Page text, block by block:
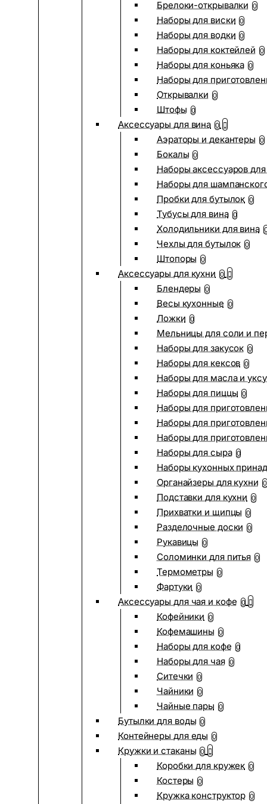
Брелоки-открывалки 0
Наборы для виски 0
Наборы для водки 0
Наборы для коктейлей 0
Наборы для коньяка 0
Наборы для
Открывалки 0
Штофы 0
Аксессуары для вина 0
Аэраторы и декантеры 0
Бокалы 0
Наборы аксессуаров
Наборы для
Пробки для бутылок 0
Тубусы для вина 0
Холодильники для вина
Чехлы для бутылок 0
Штопоры 0
Аксессуары для кухни 0
Блендеры 0
Весы кухонные 0
Ложки 0
Мельницы для соли и
Наборы для закусок 0
Наборы для кексов 0
Наборы для масла и
Наборы для пиццы 0
Наборы для
Наборы для
Наборы для
Наборы для сыра 0
Наборы кухонных
Органайзеры для кухни 0
Подставки для кухни 0
Прихватки и щипцы 0
Разделочные доски 0
Рукавицы 0
Соломинки для питья 0
Термометры 0
Фартуки 0
Аксессуары для чая и кофе 0
Кофейники 0
Кофемашины 0
Наборы для кофе 0
Наборы для чая 0
Ситечки 0
Чайники 0
Чайные пары 0
Бутылки для воды 0
Контейнеры для еды 0
Кружки и стаканы 0
Коробки для кружек 0
Костеры 0
Кружка конструктор 0